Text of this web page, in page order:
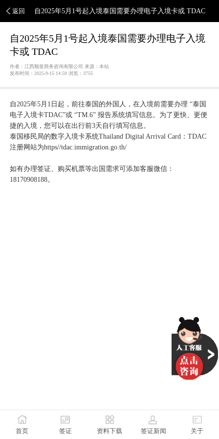
返回 自2025年5月1号起入境泰国需要办理电子入境卡或 TDAC
自2025年5月1号起入境泰国需要办理电子入境
卡或 TDAC
作者：江西顺签商务咨询有限公司 来源：本站
发布时间：2025-9-15 14:59 浏览： 3755
自2025年5月1日起，前往泰国的外国人，在入境前需要办理 “泰国
电子入境卡TDAC”或 “TM.6” 报告系统填写信息。为了更快、更便
捷的入境，您可以在出行前3天自行填写信息。
泰国移民局的数字入境卡系统Thailand Digital Arrival Card：TDAC
注册网站为https//tdac.immigration.go.th/
如有办理签证、购买机票等出国需求可添加客服微信：
18170908188。
首页 签证 资料下载 签证新闻 关于